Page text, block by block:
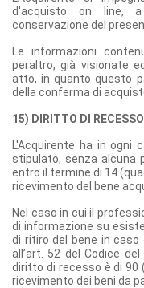
d'acquisto on line,
conservazione del
Le informazioni
peraltro, già visionate
atto, in quanto questo
della conferma di
15) DIRITTO DI RECESSO
L'Acquirente ha in
stipulato, senza alcuna
entro il termine di 14
ricevimento del bene
Nel caso in cui il
di informazione su
di ritiro del bene in
all’art. 52 del Codice
diritto di recesso è di 90
ricevimento dei beni da